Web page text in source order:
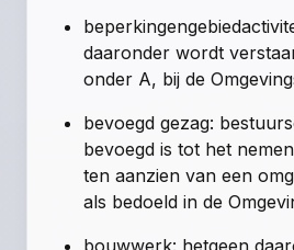
daaronder wordt
onder A, bij de
bevoegd gezag:
bevoegd is tot het
ten aanzien van een
als bedoeld in de